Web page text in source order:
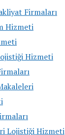
Firmaları
Hizmeti
Hizmeti
Lojistiği Hizmeti